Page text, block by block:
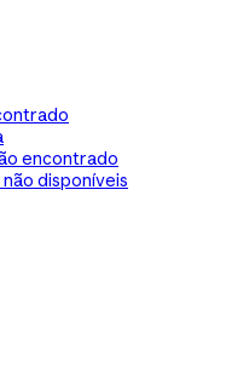
encontrado
disponíveis